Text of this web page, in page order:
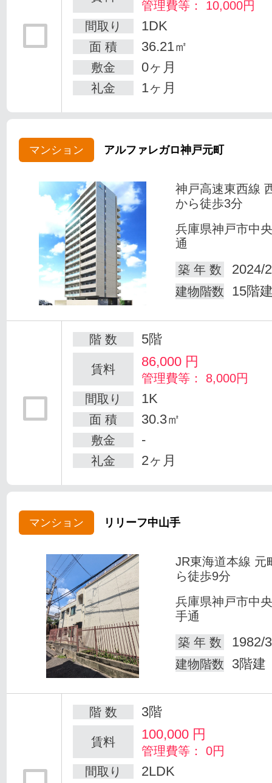
管理費等： 10,000円
間取り
1DK
面 積 36.21㎡
敷金 0ヶ月
礼金 1ヶ月
マンション アルファレガロ神戸元町
神戸高速東西線
から徒歩3分
兵庫県神戸市中
通
築 年 数
2024/
建物階数 15階
階 数 5階
賃料 86,000 円
管理費等： 8,000円
間取り
1K
面 積 30.3㎡
敷金 -
礼金 2ヶ月
マンション リリーフ中山手
JR東海道本線 元
ら徒歩9分
兵庫県神戸市中
手通
築 年 数
1982/
建物階数 3階建
階 数 3階
賃料 100,000 円
管理費等： 0円
間取り
2LDK